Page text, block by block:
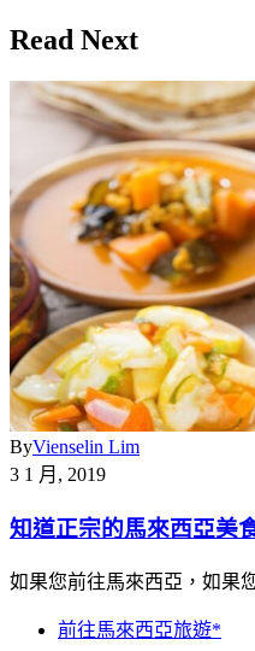
Read Next
ByVienselin Lim
3 1 月, 2019
知道正宗的馬來西亞美
如果您前往馬來西亞，如果
前往馬來西亞旅遊*